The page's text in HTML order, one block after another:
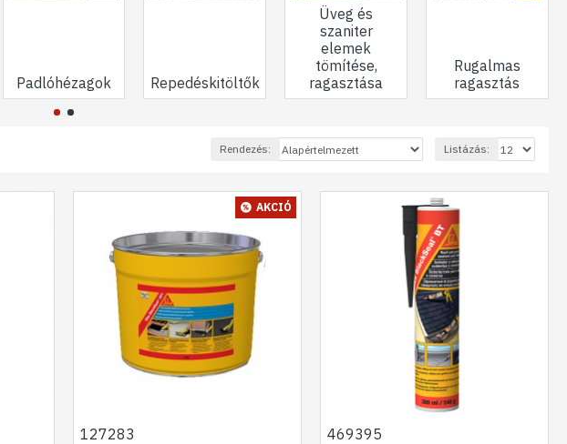
Padlóhézagok Repedéskitöltők
Üveg és
szaniter
elemek
tömítése,
ragasztása
Rugalmas
ragasztás
Rendezés: Listázás:
AKCIÓ
127283 469395